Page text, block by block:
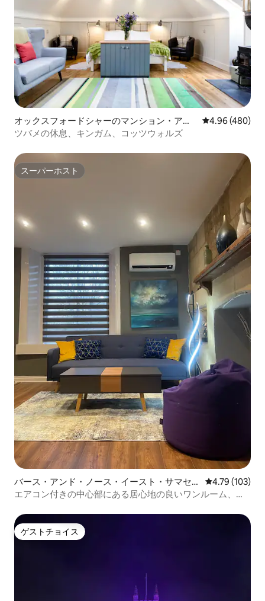
オックスフォードシャーのマンション・アパ
ート
レビュー480
4.96 (480)
ツバメの休息、キンガム、コッツウォルズ
スーパーホスト
スーパーホスト
バース・アンド・ノース・イースト・サマセッ
トのマンション・アパート
レビュー103
4.79 (103)
エアコン付きの中心部にある居心地の良いワンルーム、駅
ゲストチョイス
ゲストチョイス